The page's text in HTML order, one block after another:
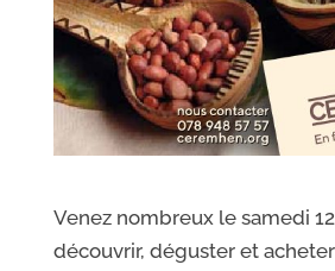
Venez nombreux le samedi
découvrir, déguster et